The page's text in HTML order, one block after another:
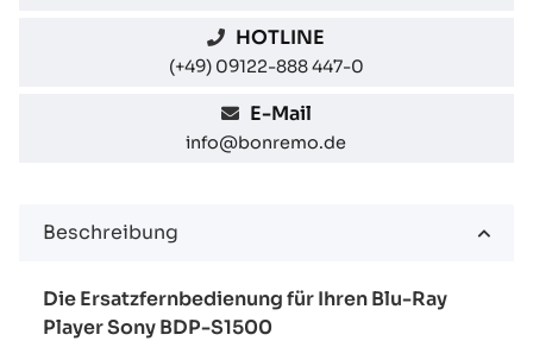
HOTLINE
(+49) 09122-888 447-0
E-Mail
info@bonremo.de
Beschreibung
Die Ersatzfernbedienung für Ihren Blu-Ray
Player Sony BDP-S1500